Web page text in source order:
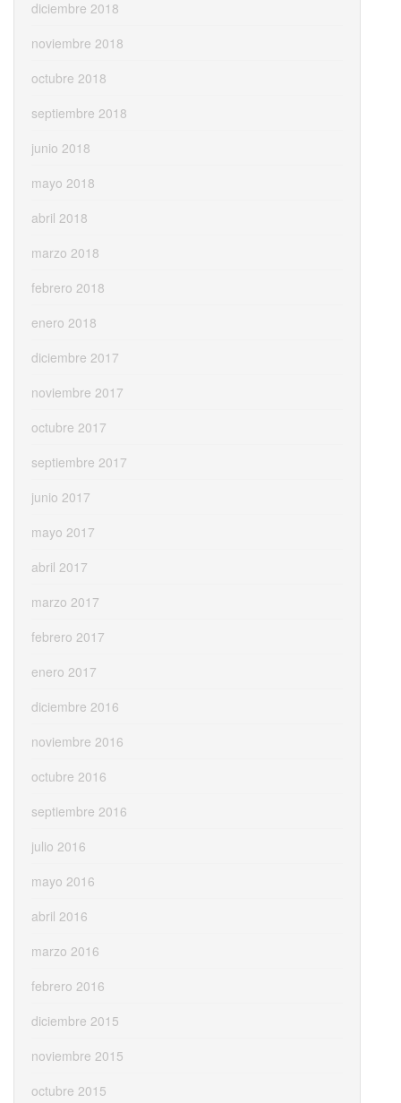
diciembre 2018
noviembre 2018
octubre 2018
septiembre 2018
junio 2018
mayo 2018
abril 2018
marzo 2018
febrero 2018
enero 2018
diciembre 2017
noviembre 2017
octubre 2017
septiembre 2017
junio 2017
mayo 2017
abril 2017
marzo 2017
febrero 2017
enero 2017
diciembre 2016
noviembre 2016
octubre 2016
septiembre 2016
julio 2016
mayo 2016
abril 2016
marzo 2016
febrero 2016
diciembre 2015
noviembre 2015
octubre 2015